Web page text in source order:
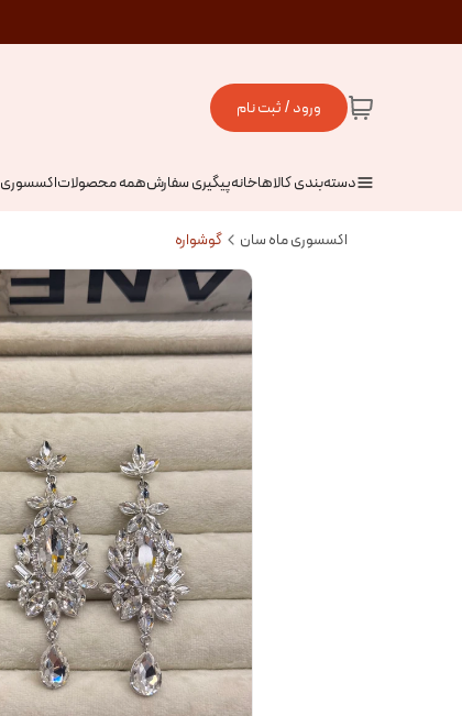
ورود / ثبت نام
دسته‌بندی کالاهاخانهپیگیری سفارشهمه محصولاتاکسسوری
اکسسوری ماه سان گوشواره